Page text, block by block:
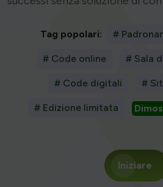
Tag popolari: #
# Code online # Sala
# Code digitali #
# Edizione limitata
Iniziare